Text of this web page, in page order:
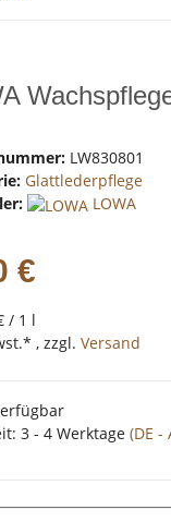
LW830801
Glattlederpflege
LOWA
€
/ 1 l
, zzgl. Versand
3 - 4 Werktage (DE